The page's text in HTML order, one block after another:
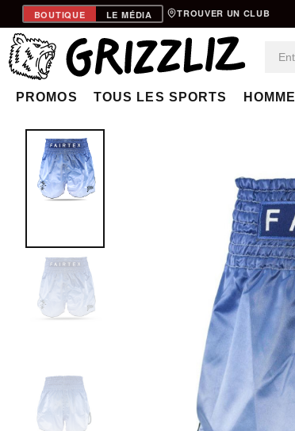
BOUTIQUE LE MÉDIA TROUVER UN CLUB
PROMOS TOUS LES SPORTS HOMME